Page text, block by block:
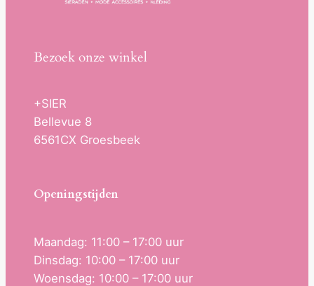
Bezoek onze winkel
+SIER
Bellevue 8
6561CX Groesbeek
Openingstijden
Maandag: 11:00 – 17:00 uur
Dinsdag: 10:00 – 17:00 uur
Woensdag: 10:00 – 17:00 uur